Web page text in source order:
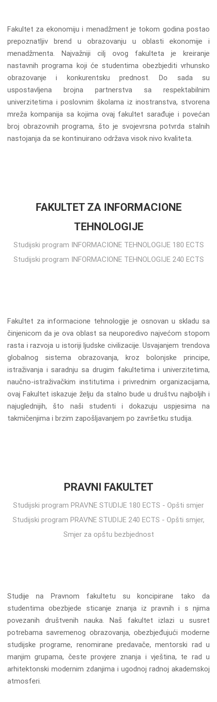
Fakultet za ekonomiju i menadžment je tokom godina postao
prepoznatljiv brend u obrazovanju u oblasti ekonomije i
menadžmenta. Najvažniji cilj ovog fakulteta je kreiranje
nastavnih programa koji će studentima obezbjediti vrhunsko
obrazovanje i konkurentsku prednost. Do sada su
uspostavljena brojna partnerstva sa respektabilnim
univerzitetima i poslovnim školama iz inostranstva, stvorena
mreža kompanija sa kojima ovaj fakultet sarađuje i povećan
broj obrazovnih programa, što je svojevrsna potvrda stalnih
nastojanja da se kontinuirano održava visok nivo kvaliteta.
FAKULTET ZA INFORMACIONE
TEHNOLOGIJE
Studijski program INFORMACIONE TEHNOLOGIJE 180 ECTS
Studijski program INFORMACIONE TEHNOLOGIJE 240 ECTS
Fakultet za informacione tehnologije je osnovan u skladu sa
činjenicom da je ova oblast sa neuporedivo najvećom stopom
rasta i razvoja u istoriji ljudske civilizacije. Usvajanjem trendova
globalnog sistema obrazovanja, kroz bolonjske principe,
istraživanja i saradnju sa drugim fakultetima i univerzitetima,
naučno-istraživačkim institutima i privrednim organizacijama,
ovaj Fakultet iskazuje želju da stalno bude u društvu najboljih i
najuglednijih, što naši studenti i dokazuju uspjesima na
takmičenjima i brzim zapošljavanjem po završetku studija.
PRAVNI FAKULTET
Studijski program PRAVNE STUDIJE 180 ECTS - Opšti smjer
Studijski program PRAVNE STUDIJE 240 ECTS - Opšti smjer,
Smjer za opštu bezbjednost
Studije na Pravnom fakultetu su koncipirane tako da
studentima obezbjede sticanje znanja iz pravnih i s njima
povezanih društvenih nauka. Naš fakultet izlazi u susret
potrebama savremenog obrazovanja, obezbjeđujući moderne
studijske programe, renomirane predavače, mentorski rad u
manjim grupama, česte provjere znanja i vještina, te rad u
arhitektonski modernim zdanjima i ugodnoj radnoj akademskoj
atmosferi.